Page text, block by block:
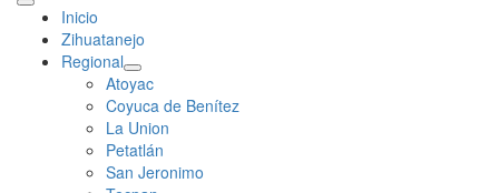
Primary
Menu
Inicio
Zihuatanejo
Regional
Atoyac
Coyuca de Benítez
La Union
Petatlán
San Jeronimo